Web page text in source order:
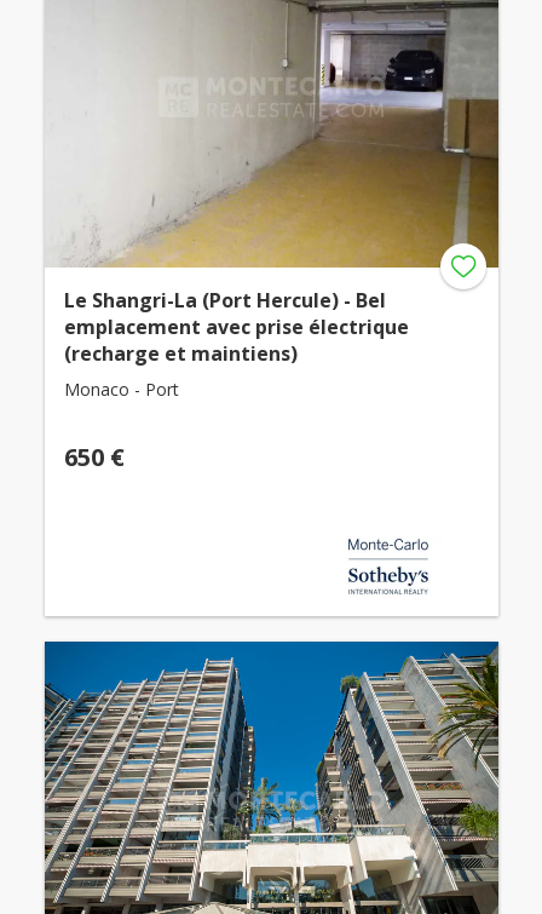
Le Shangri-La (Port Hercule) - Bel
emplacement avec prise électrique
(recharge et maintiens)
Monaco - Port
650 €